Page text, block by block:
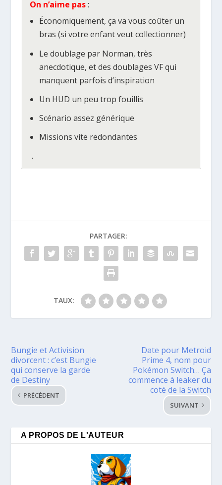
On n’aime pas:
Économiquement, ça va vous coûter un
bras (si votre enfant veut collectionner)
Le doublage par Norman, très
anecdotique, et des doublages VF qui
manquent parfois d’inspiration
Un HUD un peu trop fouillis
Scénario assez générique
Missions vite redondantes
.
PARTAGER:
TAUX:
Bungie et Activision
divorcent : c’est Bungie
qui conserve la garde
de Destiny
PRÉCÉDENT
Date pour Metroid
Prime 4, nom pour
Pokémon Switch… Ça
commence à leaker du
coté de la Switch
SUIVANT
A PROPOS DE L'AUTEUR